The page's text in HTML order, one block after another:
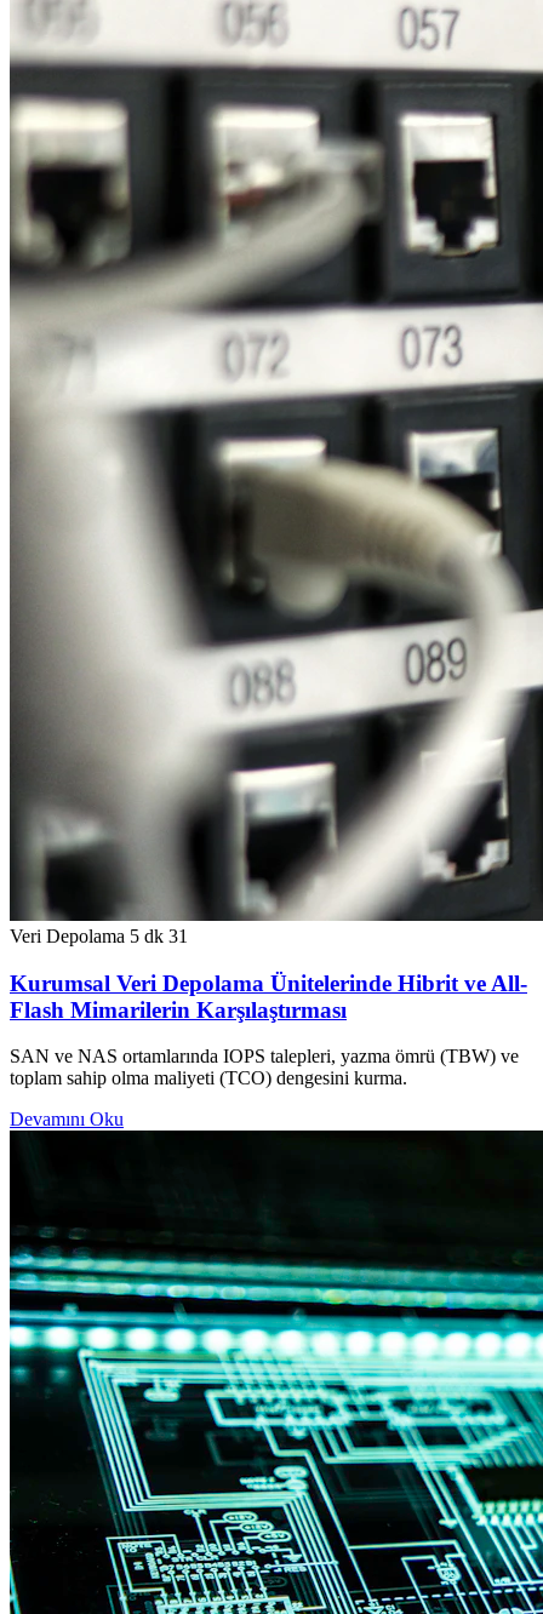
Veri Depolama 5 dk 31
Kurumsal Veri Depolama Ünitelerinde Hibrit ve All-
Flash Mimarilerin Karşılaştırması
SAN ve NAS ortamlarında IOPS talepleri, yazma ömrü (TBW) ve
toplam sahip olma maliyeti (TCO) dengesini kurma.
Devamını Oku